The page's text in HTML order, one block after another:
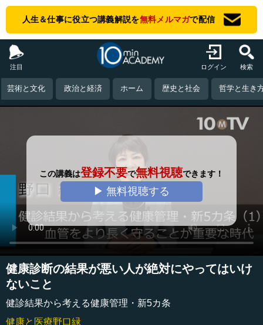
人生＆仕事に役立つ講義解説を無料メルマガで配信
注目 ログイン 検索
芸術と文化 政治と経済 ホーム 歴史と社会 哲学と生き
この講義は登録不要で無料視聴できます！
▶ 無料視聴する
健康診断の結果が悪い人が絶対にやってはいけ
ないこと
健診結果から考える健康管理・新5カ条
健康と医療野口緑